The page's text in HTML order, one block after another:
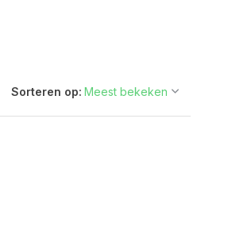
Sorteren op: